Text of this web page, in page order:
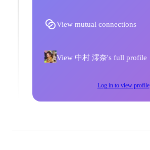
View mutual connections
View 中村 澪奈's full profile
Log in to view profile